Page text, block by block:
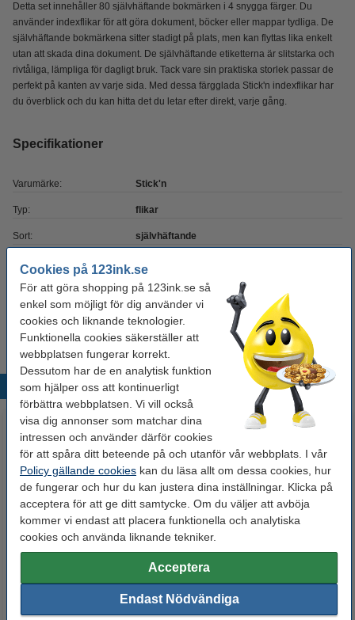
Cookies på 123ink.se
För att göra shopping på 123ink.se så
enkel som möjligt för dig använder vi
cookies och liknande teknologier.
Funktionella cookies säkerställer att
webbplatsen fungerar korrekt.
Dessutom har de en analytisk funktion
som hjälper oss att kontinuerligt
förbättra webbplatsen. Vi vill också
visa dig annonser som matchar dina
intressen och använder därför cookies
för att spåra ditt beteende på och utanför vår webbplats. I vår
Policy gällande cookies kan du läsa allt om dessa cookies, hur
de fungerar och hur du kan justera dina inställningar. Klicka på
acceptera för att ge ditt samtycke. Om du väljer att avböja
kommer vi endast att placera funktionella och analytiska
cookies och använda liknande tekniker.
Acceptera
Endast Nödvändiga
Detta set innehåller 80 självhäftande bokmärken i 4 snygga färger. Du
använder indexflikar för att göra dokument, böcker eller mappar tydliga. De
självhäftande bokmärkena sitter stadigt på plats, men kan flyttas lika enkelt
utan att skada dina dokument. De självhäftande etiketterna är slitstarka och
rivtåliga, lämpliga för dagligt bruk. Tack vare sin praktiska storlek passar de
perfekt på kanten av varje sida. Med dessa färgglada Stick'n indexflikar har
du överblick och du kan hitta det du letar efter direkt, varje gång.
Specifikationer
Varumärke: Stick'n
Typ: flikar
Sort: självhäftande
Mått:
Färg: diverse
Antal flikar: 4 x 20 flikar
Populära produkter
Pärmregister A4 | 1-5 | Q-
Connect | polypropen
Inkl. 25% Moms
Stick'n indexflikar 38mm x
51mm | 4 x 6 flikar
34 kr